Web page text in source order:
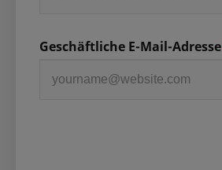
Geschäftliche E-Mail-Adresse